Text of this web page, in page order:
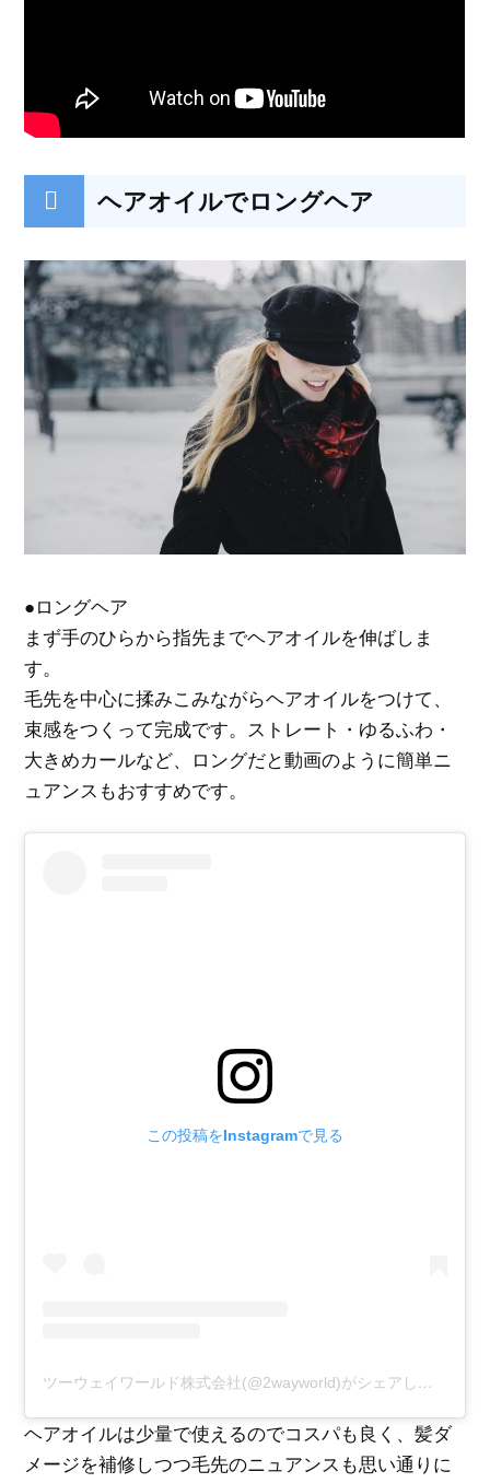
ヘアオイルでロングヘア
●ロングヘア
まず手のひらから指先までヘアオイルを伸ばしま
す。
毛先を中心に揉みこみながらヘアオイルをつけて、
束感をつくって完成です。ストレート・ゆるふわ・
大きめカールなど、ロングだと動画のように簡単ニ
ュアンスもおすすめです。
この投稿をInstagramで見る
ツーウェイワールド株式会社(@2wayworld)がシェアした投稿
ヘアオイルは少量で使えるのでコスパも良く、髪ダ
メージを補修しつつ毛先のニュアンスも思い通りに